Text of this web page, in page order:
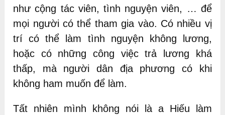
như cộng tác viên, tình nguyện viên, … để
mọi người có thể tham gia vào. Có nhiều vị
trí có thể làm tình nguyện không lương,
hoặc có những công việc trả lương khá
thấp, mà người dân địa phương có khi
không ham muốn để làm.
Tất nhiên mình không nói là a Hiếu làm